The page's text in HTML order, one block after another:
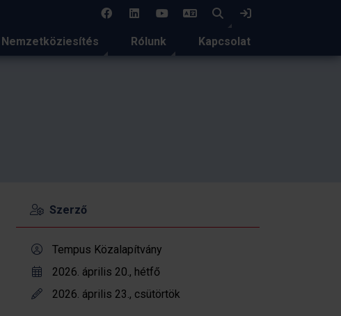
EN Keresés
Nemzetköziesítés Rólunk Kapcsolat
Szerző
Tempus Közalapítvány
2026. április 20., hétfő
2026. április 23., csütörtök